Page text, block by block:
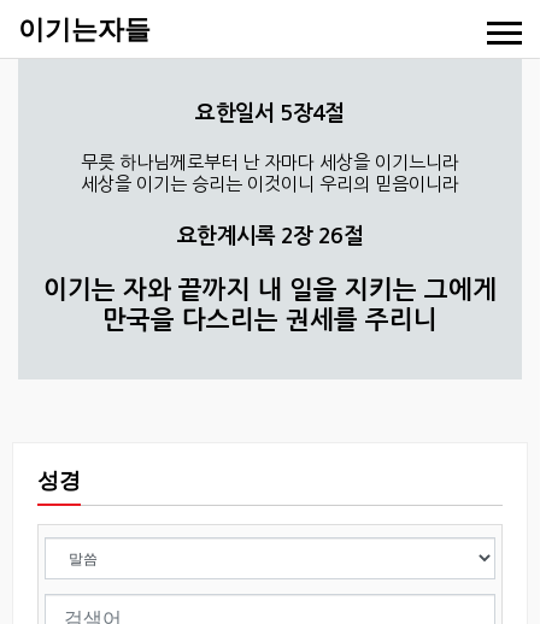
이기는자들
요한일서 5장4절
무릇 하나님께로부터 난 자마다 세상을 이기느니라
세상을 이기는 승리는 이것이니 우리의 믿음이니라
요한계시록 2장 26절
이기는 자와 끝까지 내 일을 지키는 그에게
만국을 다스리는 권세를 주리니
성경